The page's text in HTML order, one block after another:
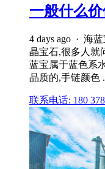
一般什么
4 days ago · 海
晶宝石,很多人就
蓝宝属于蓝色系
品质的,手链颜色 .
联系电话: 180